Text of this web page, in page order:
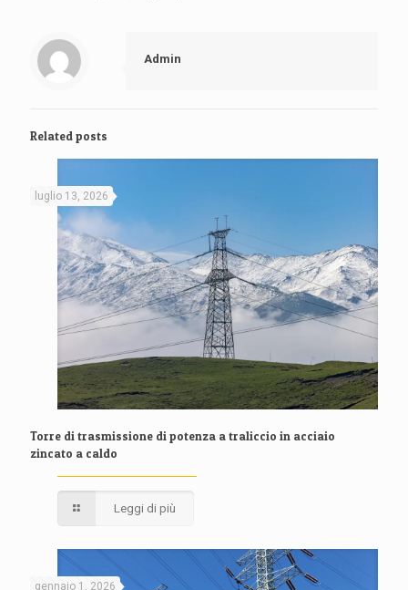
Admin
Related posts
luglio 13, 2026
Torre di trasmissione di potenza a traliccio in acciaio
zincato a caldo
Leggi di più
gennaio 1, 2026